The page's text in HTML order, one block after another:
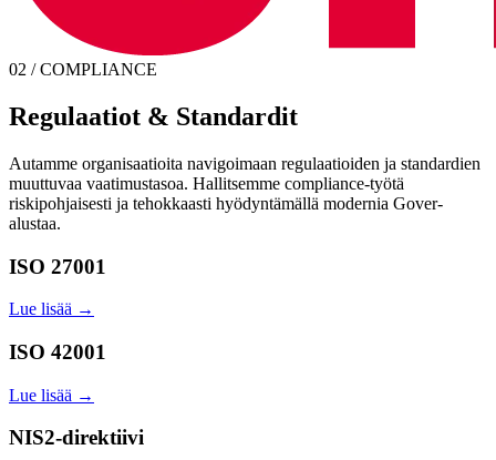
02 / COMPLIANCE
Regulaatiot & Standardit
Autamme organisaatioita navigoimaan regulaatioiden ja standardien
muuttuvaa vaatimustasoa. Hallitsemme compliance-työtä
riskipohjaisesti ja tehokkaasti hyödyntämällä modernia Gover-
alustaa.
ISO 27001
Lue lisää →
ISO 42001
Lue lisää →
NIS2-direktiivi